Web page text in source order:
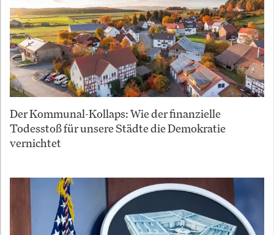
Der Kommunal-Kollaps: Wie der finanzielle
Todesstoß für unsere Städte die Demokratie
vernichtet